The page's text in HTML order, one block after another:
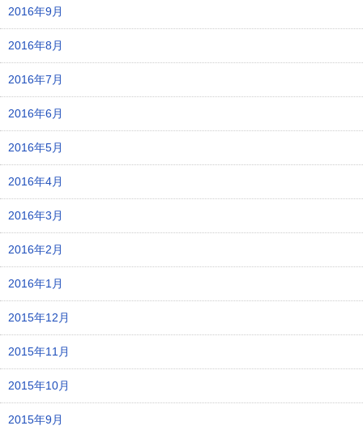
2016年9月
2016年8月
2016年7月
2016年6月
2016年5月
2016年4月
2016年3月
2016年2月
2016年1月
2015年12月
2015年11月
2015年10月
2015年9月